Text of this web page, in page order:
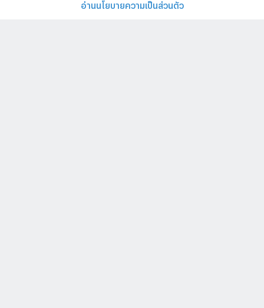
อ่านนโยบายความเป็นส่วนตัว